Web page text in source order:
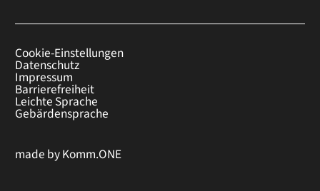
Cookie-Einstellungen
Datenschutz
Impressum
Barrierefreiheit
Leichte Sprache
Gebärdensprache
made byKomm.ONE